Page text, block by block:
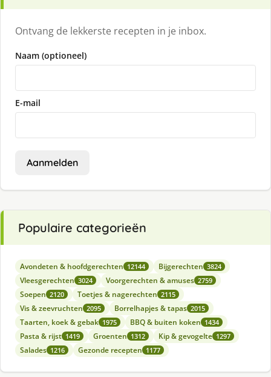
Ontvang de lekkerste recepten in je inbox.
Naam (optioneel)
E-mail
Aanmelden
Populaire categorieën
Avondeten & hoofdgerechten 12144 Bijgerechten 3824
Vleesgerechten 3024 Voorgerechten & amuses 2759
Soepen 2120 Toetjes & nagerechten 2115
Vis & zeevruchten 2095 Borrelhapjes & tapas 2015
Taarten, koek & gebak 1975 BBQ & buiten koken 1434
Pasta & rijst 1419 Groenten 1312 Kip & gevogelte 1297
Salades 1216 Gezonde recepten 1177